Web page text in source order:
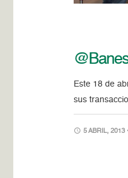
Este 18 de
sus
5 ABRIL, 2013